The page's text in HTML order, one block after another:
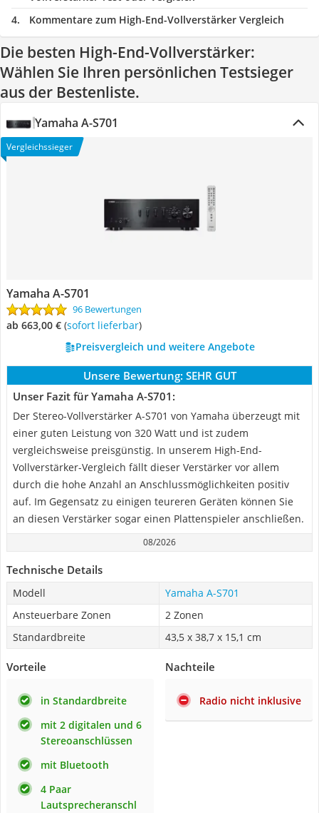
Kommentare zum High-End-Vollverstärker Vergleich
Die besten High-End-Vollverstärker:
Wählen Sie Ihren persönlichen Testsieger
aus der Bestenliste.
Yamaha A-S701
Vergleichssieger
Yamaha A-S701
96 Bewertungen
ab 663,00 € ( Sofort lieferbar)
Preisvergleich und weitere Angebote
Unsere Bewertung: SEHR GUT
Unser Fazit für Yamaha A-S701:
Der Stereo-Vollverstärker A-S701 von Yamaha überzeugt mit
einer guten Leistung von 320 Watt und ist zudem
vergleichsweise preisgünstig. In unserem High-End-
Vollverstärker-Vergleich fällt dieser Verstärker vor allem
durch die hohe Anzahl an Anschlussmöglichkeiten positiv
auf. Im Gegensatz zu einigen teureren Geräten können Sie
an diesen Verstärker sogar einen Plattenspieler anschließen.
08/2026
Technische Details
Modell
Yamaha A-S701
Ansteuerbare Zonen
2 Zonen
Standardbreite
43,5 x 38,7 x 15,1 cm
Vorteile
in Standardbreite
mit 2 digitalen und 6
Stereoanschlüssen
mit Bluetooth
4 Paar
Lautsprecheranschl
Nachteile
Radio nicht inklusive